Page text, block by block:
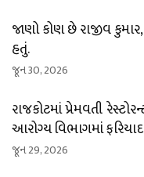
જાણો કોણ છે રાજીવ
હતું.
જૂન 30, 2026
રાજકોટમાં પ્રેમવતી
આરોગ્ય વિભાગમાં ફરિયાદ
જૂન 29, 2026